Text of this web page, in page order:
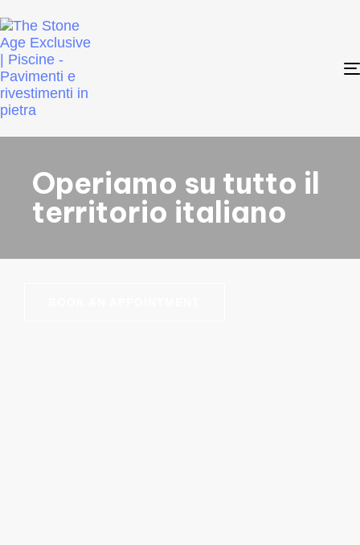
Operiamo su tutto il
territorio italiano